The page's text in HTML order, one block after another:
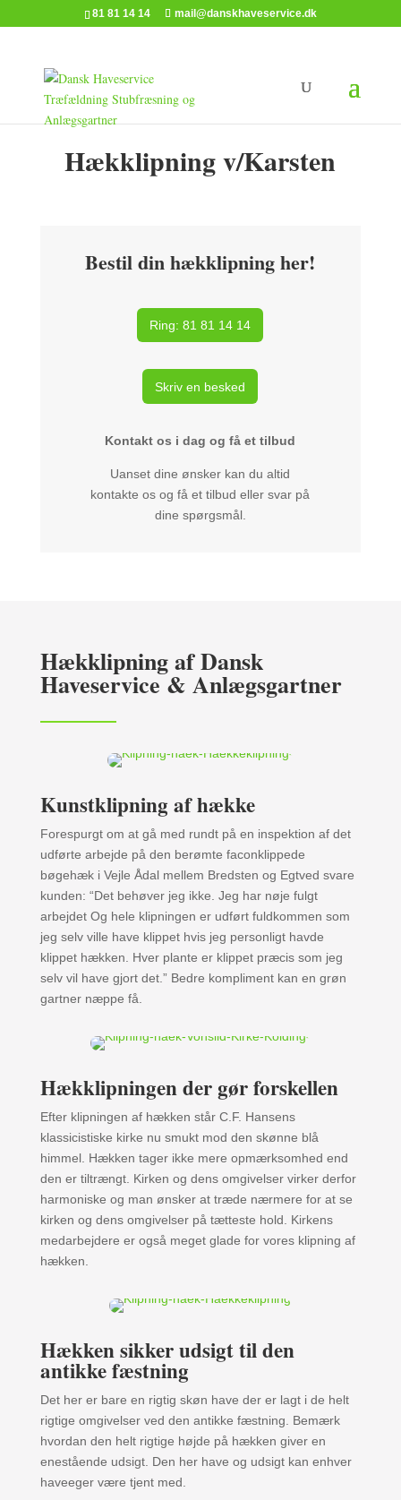
81 81 14 14 mail@danskhaveservice.dk
Hækklipning v/Karsten
Bestil din hækklipning her!
Ring: 81 81 14 14
Skriv en besked
Kontakt os i dag og få et tilbud
Uanset dine ønsker kan du altid
kontakte os og få et tilbud eller svar på
dine spørgsmål.
Hækklipning af Dansk
Haveservice & Anlægsgartner
Kunstklipning af hække
Forespurgt om at gå med rundt på en inspektion af det
udførte arbejde på den berømte faconklippede
bøgehæk i Vejle Ådal mellem Bredsten og Egtved svare
kunden: “Det behøver jeg ikke. Jeg har nøje fulgt
arbejdet Og hele klipningen er udført fuldkommen som
jeg selv ville have klippet hvis jeg personligt havde
klippet hækken. Hver plante er klippet præcis som jeg
selv vil have gjort det.” Bedre kompliment kan en grøn
gartner næppe få.
Hækklipningen der gør forskellen
Efter klipningen af hækken står C.F. Hansens
klassicistiske kirke nu smukt mod den skønne blå
himmel. Hækken tager ikke mere opmærksomhed end
den er tiltrængt. Kirken og dens omgivelser virker derfor
harmoniske og man ønsker at træde nærmere for at se
kirken og dens omgivelser på tætteste hold. Kirkens
medarbejdere er også meget glade for vores klipning af
hækken.
Hækken sikker udsigt til den
antikke fæstning
Det her er bare en rigtig skøn have der er lagt i de helt
rigtige omgivelser ved den antikke fæstning. Bemærk
hvordan den helt rigtige højde på hækken giver en
enestående udsigt. Den her have og udsigt kan enhver
haveeger være tjent med.